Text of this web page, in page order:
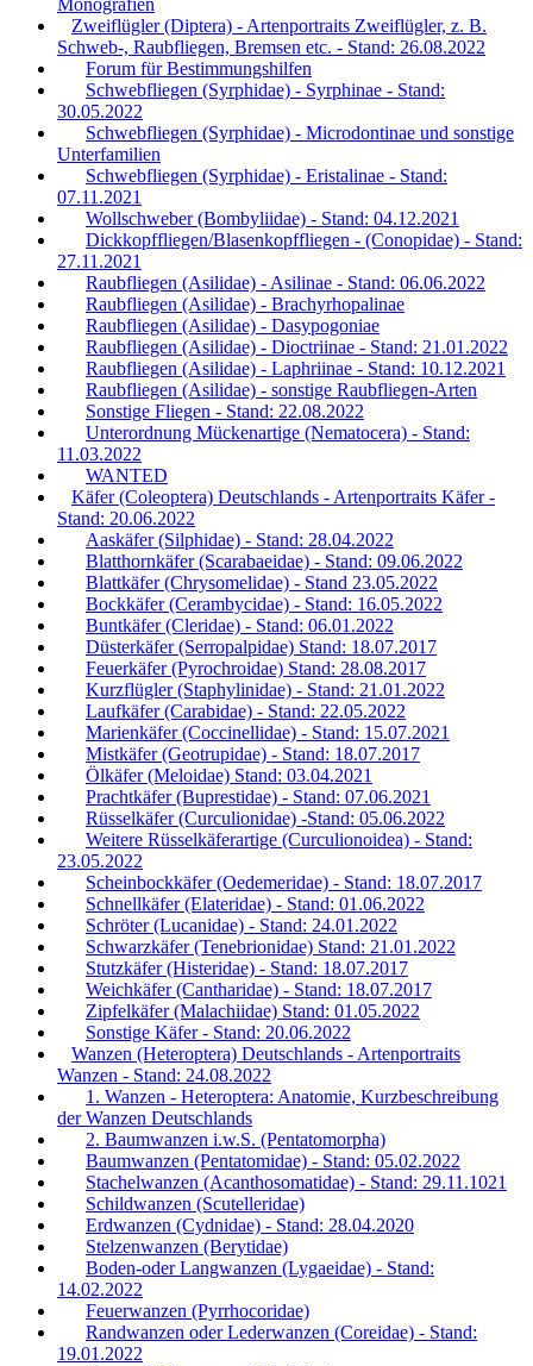
Monografien
Zweiflügler (Diptera) - Artenportraits Zweiflügler, z. B.
Schweb-, Raubfliegen, Bremsen etc. - Stand: 26.08.2022
Forum für Bestimmungshilfen
Schwebfliegen (Syrphidae) - Syrphinae - Stand:
30.05.2022
Schwebfliegen (Syrphidae) - Microdontinae und sonstige
Unterfamilien
Schwebfliegen (Syrphidae) - Eristalinae - Stand:
07.11.2021
Wollschweber (Bombyliidae) - Stand: 04.12.2021
Dickkopffliegen/Blasenkopffliegen - (Conopidae) - Stand:
27.11.2021
Raubfliegen (Asilidae) - Asilinae - Stand: 06.06.2022
Raubfliegen (Asilidae) - Brachyrhopalinae
Raubfliegen (Asilidae) - Dasypogoniae
Raubfliegen (Asilidae) - Dioctriinae - Stand: 21.01.2022
Raubfliegen (Asilidae) - Laphriinae - Stand: 10.12.2021
Raubfliegen (Asilidae) - sonstige Raubfliegen-Arten
Sonstige Fliegen - Stand: 22.08.2022
Unterordnung Mückenartige (Nematocera) - Stand:
11.03.2022
WANTED
Käfer (Coleoptera) Deutschlands - Artenportraits Käfer -
Stand: 20.06.2022
Aaskäfer (Silphidae) - Stand: 28.04.2022
Blatthornkäfer (Scarabaeidae) - Stand: 09.06.2022
Blattkäfer (Chrysomelidae) - Stand 23.05.2022
Bockkäfer (Cerambycidae) - Stand: 16.05.2022
Buntkäfer (Cleridae) - Stand: 06.01.2022
Düsterkäfer (Serropalpidae) Stand: 18.07.2017
Feuerkäfer (Pyrochroidae) Stand: 28.08.2017
Kurzflügler (Staphylinidae) - Stand: 21.01.2022
Laufkäfer (Carabidae) - Stand: 22.05.2022
Marienkäfer (Coccinellidae) - Stand: 15.07.2021
Mistkäfer (Geotrupidae) - Stand: 18.07.2017
Ölkäfer (Meloidae) Stand: 03.04.2021
Prachtkäfer (Buprestidae) - Stand: 07.06.2021
Rüsselkäfer (Curculionidae) -Stand: 05.06.2022
Weitere Rüsselkäferartige (Curculionoidea) - Stand:
23.05.2022
Scheinbockkäfer (Oedemeridae) - Stand: 18.07.2017
Schnellkäfer (Elateridae) - Stand: 01.06.2022
Schröter (Lucanidae) - Stand: 24.01.2022
Schwarzkäfer (Tenebrionidae) Stand: 21.01.2022
Stutzkäfer (Histeridae) - Stand: 18.07.2017
Weichkäfer (Cantharidae) - Stand: 18.07.2017
Zipfelkäfer (Malachiidae) Stand: 01.05.2022
Sonstige Käfer - Stand: 20.06.2022
Wanzen (Heteroptera) Deutschlands - Artenportraits
Wanzen - Stand: 24.08.2022
1. Wanzen - Heteroptera: Anatomie, Kurzbeschreibung
der Wanzen Deutschlands
2. Baumwanzen i.w.S. (Pentatomorpha)
Baumwanzen (Pentatomidae) - Stand: 05.02.2022
Stachelwanzen (Acanthosomatidae) - Stand: 29.11.1021
Schildwanzen (Scutelleridae)
Erdwanzen (Cydnidae) - Stand: 28.04.2020
Stelzenwanzen (Berytidae)
Boden-oder Langwanzen (Lygaeidae) - Stand:
14.02.2022
Feuerwanzen (Pyrrhocoridae)
Randwanzen oder Lederwanzen (Coreidae) - Stand:
19.01.2022